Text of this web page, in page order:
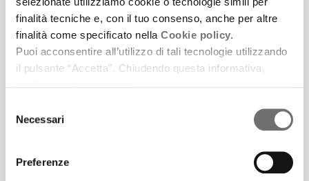
finalità tecniche e, con il tuo consenso, anche per altre
finalità come specificato nella Cookie policy.
Puoi acconsentire all’utilizzo di tali tecnologie utilizzando
il pulsante “Accetta”. Chiudendo questa informativa,
delNecessari
Preferenze
12 Dicembre 2024
LACASADARGILLA PER I PREMI UBU 2024
Il collettivo romano, premiato lo scorso anno, cura